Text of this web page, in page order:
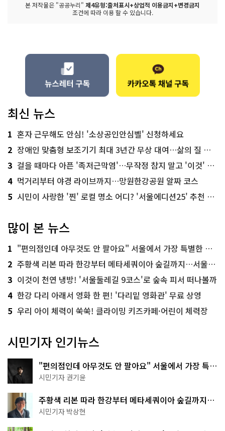
본 저작물은 "공공누리" 제4유형:출처표시+상업적 이용금지+변경금지
조건에 따라 이용 할 수 있습니다.
최신 뉴스
1 혼자 근무해도 안심! '소상공인안심벨' 신청하세요
2 장애인 맞춤형 보조기기 최대 3년간 무상 대여…삶의 질 높인다
3 걸을 때마다 아픈 '족저근막염'…무작정 참지 말고 '이것' 해보세요!
4 먹거리부터 야경 라이브까지…망원한강공원 알짜 코스
5 시민이 사랑한 '찐' 로컬 명소 어디? '서울에디션25' 추천 코스
많이 본 뉴스
1 "편의점인데 아무것도 안 팔아요" 서울에서 가장 특별한 편의점의 정체
2 주황색 리본 따라 한강부터 메타세쿼이아 숲길까지…서울둘레길 15코스
3 이것이 천연 냉방! '서울둘레길 9코스'로 숲속 피서 떠나볼까
4 한강 다리 아래서 영화 한 편! '다리밑 영화관' 무료 상영
5 우리 아이 체력이 쑥쑥! 클라이밍 키즈카페·어린이 체력장
시민기자 인기뉴스
"편의점인데 아무것도 안 팔아요" 서울에서 가장 특별
한 편의점의 정체
시민기자 권기윤
주황색 리본 따라 한강부터 메타세쿼이아 숲길까지…
서울둘레길 15코스
시민기자 박상현